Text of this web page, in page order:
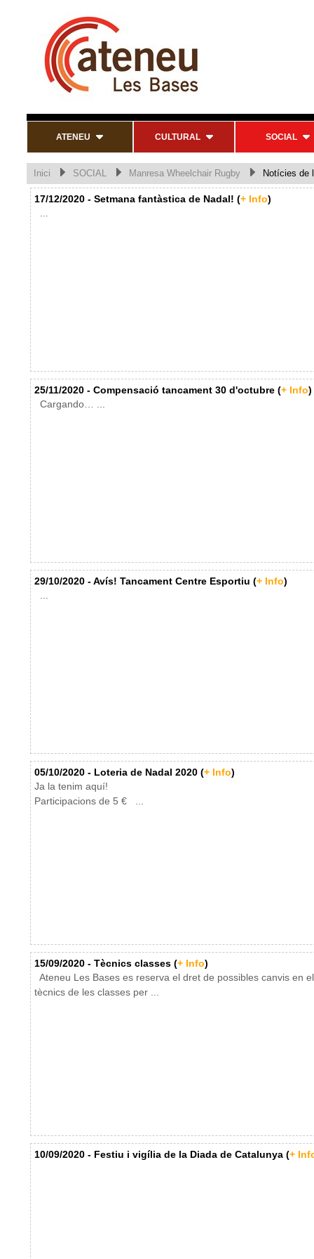
ATENEU CULTURAL SOCIAL
Inici SOCIAL Manresa Wheelchair Rugby Notícies de
17/12/2020 - Setmana fantàstica de Nadal! (+ Info)
25/11/2020 - Compensació tancament 30 d'octubre (+ Info)
Cargando… ...
29/10/2020 - Avís! Tancament Centre Esportiu (+ Info)
05/10/2020 - Loteria de Nadal 2020 (+ Info)
Ja la tenim aquí!
Participacions de 5 € ...
15/09/2020 - Tècnics classes (+ Info)
Ateneu Les Bases es reserva el dret de possibles canvis en
tècnics de les classes per ...
10/09/2020 - Festiu i vigília de la Diada de Catalunya (+